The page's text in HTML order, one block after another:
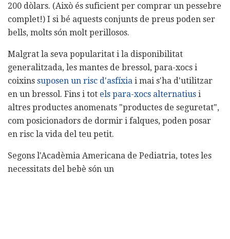
200 dòlars. (Això és suficient per comprar un pessebre
complet!) I si bé aquests conjunts de preus poden ser
bells, molts són molt perillosos.
Malgrat la seva popularitat i la disponibilitat
generalitzada, les mantes de bressol, para-xocs i
coixins suposen un risc d'asfíxia i mai s'ha d'utilitzar
en un bressol. Fins i tot els para-xocs alternatius i
altres productes anomenats "productes de seguretat",
com posicionadors de dormir i falques, poden posar
en risc la vida del teu petit.
Segons l'Acadèmia Americana de Pediatria, totes les
necessitats del bebè són un